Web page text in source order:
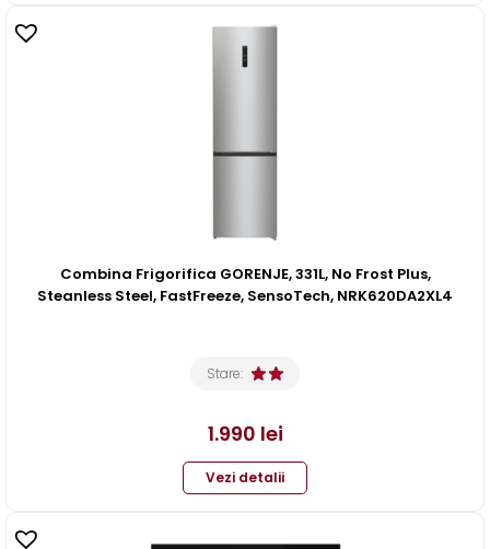
Combina Frigorifica GORENJE, 331L, No Frost Plus,
Steanless Steel, FastFreeze, SensoTech, NRK620DA2XL4
Stare:
1.990 lei
Vezi detalii